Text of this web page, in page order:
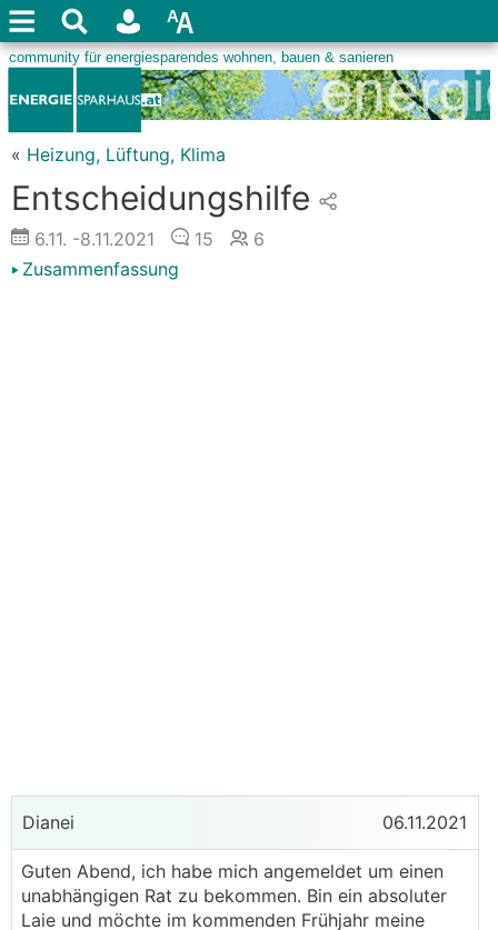
« Heizung, Lüftung, Klima
Entscheidungshilfe
6.11. -8.11.2021 15
6
Zusammenfassung
Dianei 06.11.2021
Guten Abend, ich habe mich angemeldet um einen
unabhängigen Rat zu bekommen. Bin ein absoluter
Laie und möchte im kommenden Frühjahr meine